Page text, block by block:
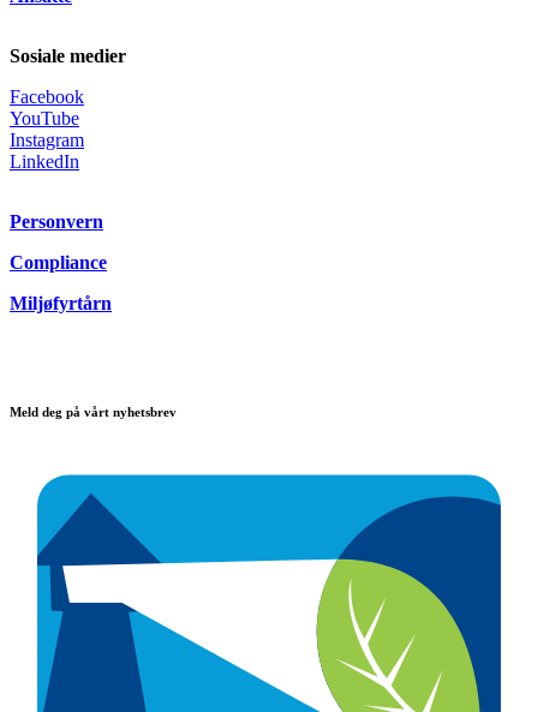
Sosiale medier
Facebook
YouTube
Instagram
LinkedIn
Personvern
Compliance
Miljøfyrtårn
Meld deg på vårt nyhetsbrev